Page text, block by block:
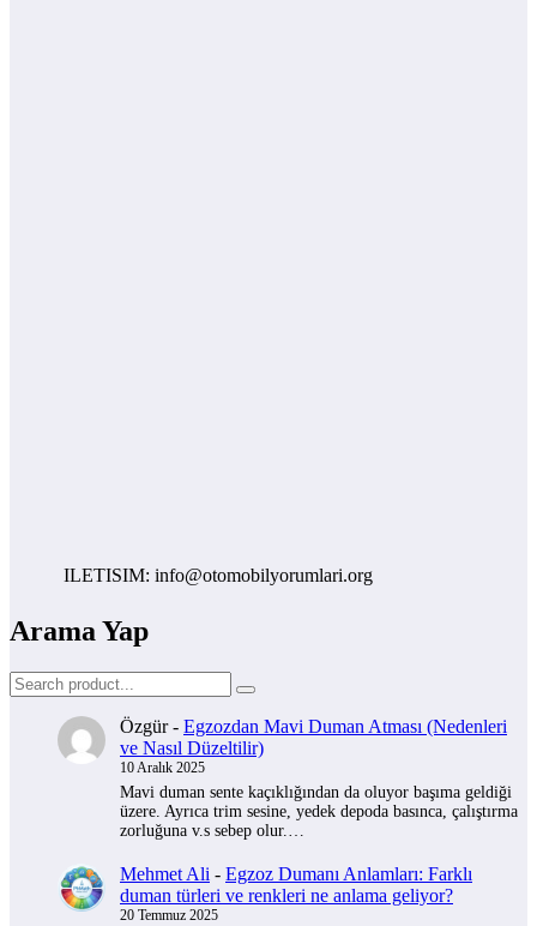
ILETISIM: info@otomobilyorumlari.org
Arama Yap
Özgür- Egzozdan Mavi Duman Atması (Nedenleri
ve Nasıl Düzeltilir)
10 Aralık 2025
Mavi duman sente kaçıklığından da oluyor başıma geldiği
üzere. Ayrıca trim sesine, yedek depoda basınca, çalıştırma
zorluğuna v.s sebep olur.…
Mehmet Ali - Egzoz Dumanı Anlamları: Farklı
duman türleri ve renkleri ne anlama geliyor?
20 Temmuz 2025